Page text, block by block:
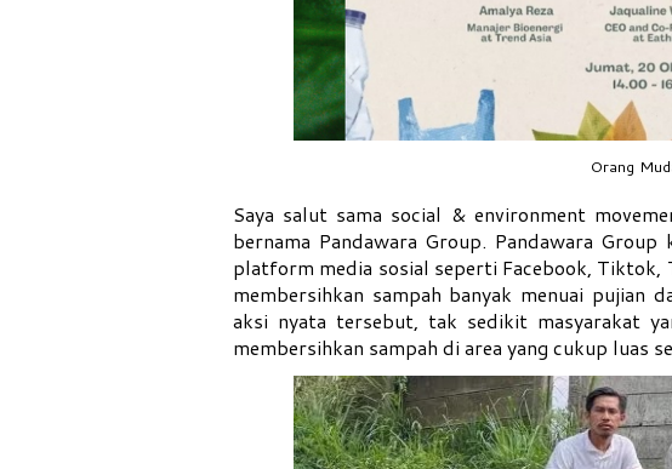
Orang
Saya salut sama social & environment
bernama Pandawara Group. Pandawara
platform media sosial seperti Facebook,
membersihkan sampah banyak menuai pujian
aksi nyata tersebut, tak sedikit masyarakat
membersihkan sampah di area yang cukup luas